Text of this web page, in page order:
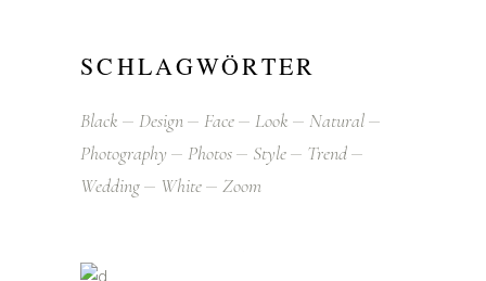
SCHLAGWÖRTER
Black Design Face Look
Natural
Photography
Photos Style
Trend
Wedding
White Zoom